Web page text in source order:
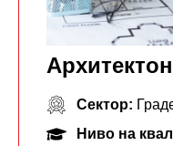
Сектор:
Ниво на